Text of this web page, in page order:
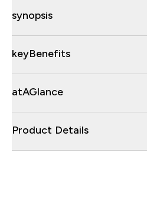
synopsis
keyBenefits
atAGlance
Product Details